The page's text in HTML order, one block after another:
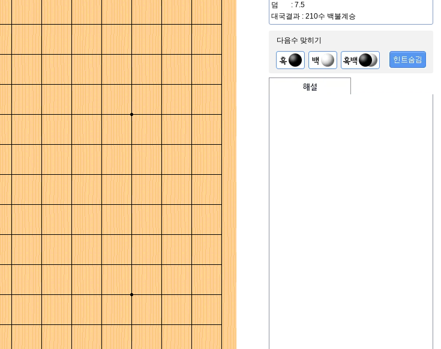
덤 : 7.5
대국결과 : 210수 백불계승
다음수 맞히기